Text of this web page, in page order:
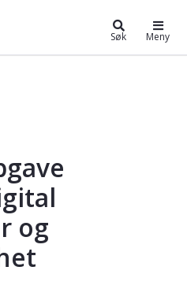
Søk Meny
Bachelor
og